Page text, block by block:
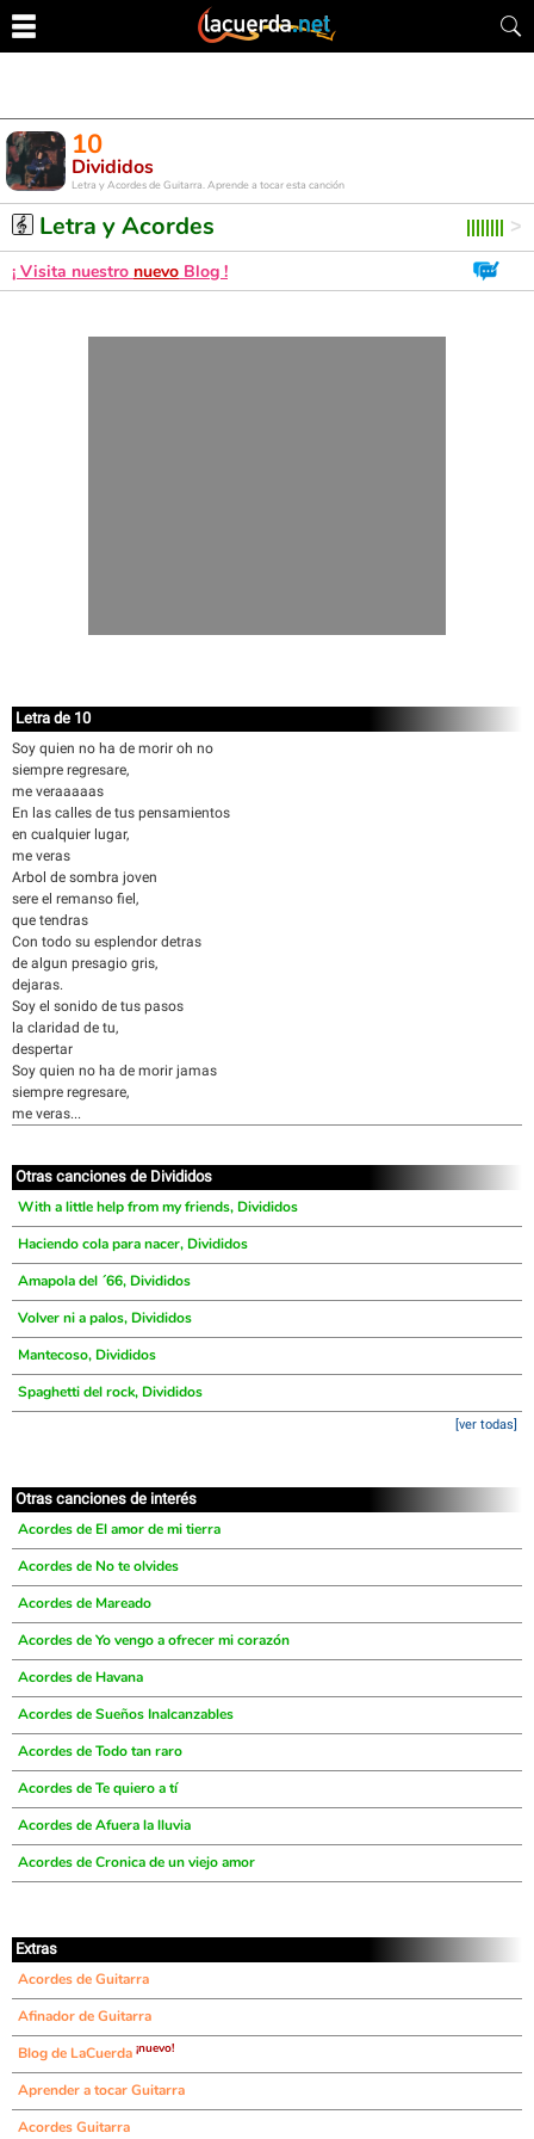
10
Divididos
Letra y Acordes de Guitarra. Aprende a tocar esta canción
Letra y Acordes
¡ Visita nuestro nuevo Blog !
Letra de 10
Soy quien no ha de morir oh no
siempre regresare,
me veraaaaas
En las calles de tus pensamientos
en cualquier lugar,
me veras
Arbol de sombra joven
sere el remanso fiel,
que tendras
Con todo su esplendor detras
de algun presagio gris,
dejaras.
Soy el sonido de tus pasos
la claridad de tu,
despertar
Soy quien no ha de morir jamas
siempre regresare,
me veras...
Otras canciones de Divididos
With a little help from my friends, Divididos
Haciendo cola para nacer, Divididos
Amapola del ´66, Divididos
Volver ni a palos, Divididos
Mantecoso, Divididos
Spaghetti del rock, Divididos
[ver todas]
Otras canciones de interés
Acordes de El amor de mi tierra
Acordes de No te olvides
Acordes de Mareado
Acordes de Yo vengo a ofrecer mi corazón
Acordes de Havana
Acordes de Sueños Inalcanzables
Acordes de Todo tan raro
Acordes de Te quiero a tí
Acordes de Afuera la lluvia
Acordes de Cronica de un viejo amor
Extras
Acordes de Guitarra
Afinador de Guitarra
Blog de LaCuerda ¡nuevo!
Aprender a tocar Guitarra
Acordes Guitarra